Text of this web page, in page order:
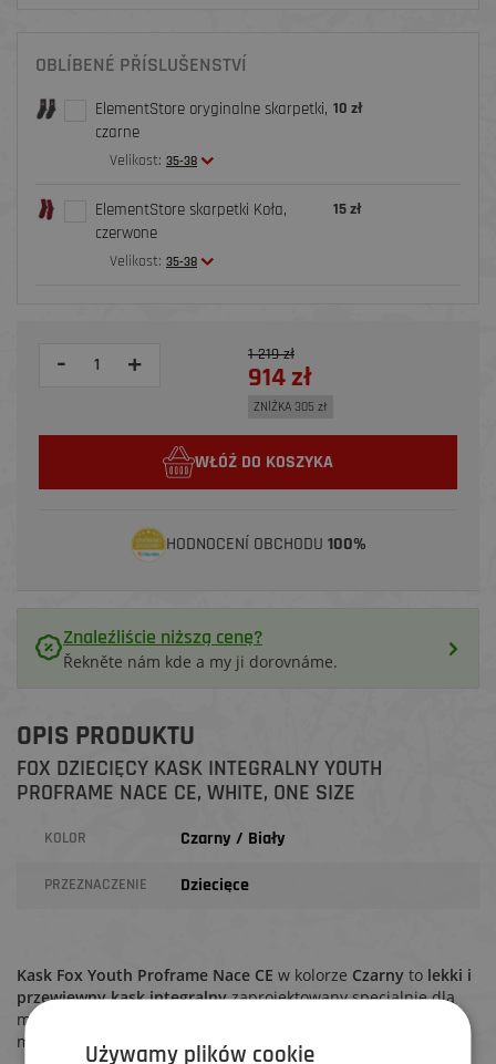
OBLÍBENÉ PŘÍSLUŠENSTVÍ
ElementStore oryginalne skarpetki,
czarne
Velikost: 35-38
10 zł
ElementStore skarpetki Koła,
czerwone
Velikost: 35-38
15 zł
- + 1 219 zł
914 zł
ZNİŻKA 305 zł
WŁÓŻ DO KOSZYKA
HODNOCENÍ OBCHODU 100%
Znaleźliście niższą cenę?
Řekněte nám kde a my ji dorovnáme.
OPIS PRODUKTU
FOX DZIECIĘCY KASK INTEGRALNY YOUTH
PROFRAME NACE CE, WHITE, ONE SIZE
KOLOR Czarny / Biały
PRZEZNACZENIE Dziecięce
Kask Fox Youth Proframe Nace CE w kolorze Czarny to lekki i
przewiewny kask integralnyzaprojektowany specjalnie dla
młodych jeźdźców trailowych i enduro, którzy wymagają
maksymalnej ochrony bez kompromisów w komforcie.
Używamy plików cookie